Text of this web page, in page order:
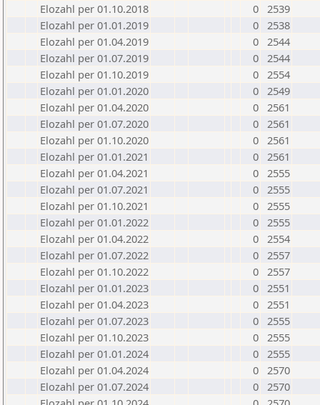
Elozahl per 01.10.2018
0 2539
Elozahl per 01.01.2019
0 2538
Elozahl per 01.04.2019
0 2544
Elozahl per 01.07.2019
0 2544
Elozahl per 01.10.2019
0 2554
Elozahl per 01.01.2020
0 2549
Elozahl per 01.04.2020
0 2561
Elozahl per 01.07.2020
0 2561
Elozahl per 01.10.2020
0 2561
Elozahl per 01.01.2021
0 2561
Elozahl per 01.04.2021
0 2555
Elozahl per 01.07.2021
0 2555
Elozahl per 01.10.2021
0 2555
Elozahl per 01.01.2022
0 2555
Elozahl per 01.04.2022
0 2554
Elozahl per 01.07.2022
0 2557
Elozahl per 01.10.2022
0 2557
Elozahl per 01.01.2023
0 2551
Elozahl per 01.04.2023
0 2551
Elozahl per 01.07.2023
0 2555
Elozahl per 01.10.2023
0 2555
Elozahl per 01.01.2024
0 2555
Elozahl per 01.04.2024
0 2570
Elozahl per 01.07.2024
0 2570